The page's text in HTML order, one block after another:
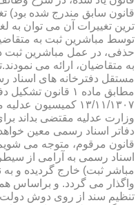
قانون سابق مندرج شده بود)
ترین تغییرات آن می توان به
توسط مباشرین ثبت به
حذفی، در عمل مباشرین ثبت
به متقاضیان، ارائه می
مطابق ماده ۱
۱۳/۱۱/۱۳۰۷
وزارت عدلیه مقتضی بداند
دفاتر اسناد رسمی معین
قانون مرقوم، متوجه می
اسناد رسمی به آرامی از
مباشر ثبت) خارج گردیده و
واگذار می گردد. و براساس
تنظیم سند از روی دوش